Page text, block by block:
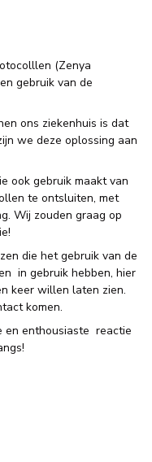
(Zenya
gebruik van de
ons ziekenhuis is dat
we deze oplossing aan
ook gebruik maakt van
te ontsluiten, met
Wij zouden graag op
die het gebruik van de
in gebruik hebben, hier
keer willen laten zien.
komen.
en enthousiaste reactie